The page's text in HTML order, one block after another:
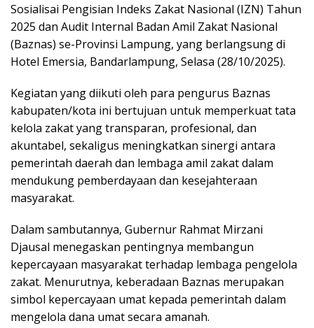
Sosialisai Pengisian Indeks Zakat Nasional (IZN) Tahun
2025 dan Audit Internal Badan Amil Zakat Nasional
(Baznas) se-Provinsi Lampung, yang berlangsung di
Hotel Emersia, Bandarlampung, Selasa (28/10/2025).
Kegiatan yang diikuti oleh para pengurus Baznas
kabupaten/kota ini bertujuan untuk memperkuat tata
kelola zakat yang transparan, profesional, dan
akuntabel, sekaligus meningkatkan sinergi antara
pemerintah daerah dan lembaga amil zakat dalam
mendukung pemberdayaan dan kesejahteraan
masyarakat.
Dalam sambutannya, Gubernur Rahmat Mirzani
Djausal menegaskan pentingnya membangun
kepercayaan masyarakat terhadap lembaga pengelola
zakat. Menurutnya, keberadaan Baznas merupakan
simbol kepercayaan umat kepada pemerintah dalam
mengelola dana umat secara amanah.